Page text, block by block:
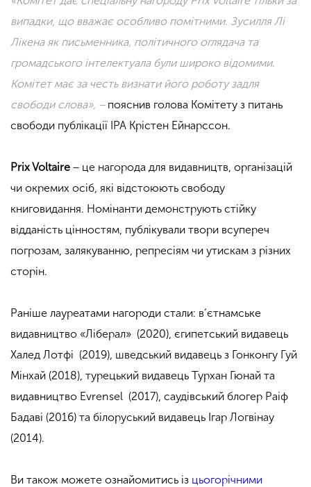
випадки, що вважає особливо помітними. Зусилля Лі
Лікена як письменника, політичного оглядача та
громадського інтелектуала були широко відомими.
Комітет має за честь визнати його роботу задля
свободи слова», − пояснив голова Комітету з питань
свободи публікації IPA Крістен Ейнарссон.
Prix Voltaire − це нагорода для видавництв, організацій
чи окремих осіб, які відстоюють свободу
книговидання. Номінанти демонструють стійку
відданість цінностям, публікували твори всупереч
погрозам, залякуванню, репресіям чи утискам з різних
сторін.
Раніше лауреатами нагороди стали: в’єтнамське
видавництво «Ліберал» (2020), єгипетський видавець
Халед Лотфі (2019), шведський видавець з Гонконгу Гуй
Мінхай (2018), турецький видавець Турхан Гюнай та
видавництво Evrensel (2017), саудівський блогер Раіф
Бадаві (2016) та білоруський видавець Ігар Логвінау
(2014).
Ви також можете ознайомитись із цьогорічними